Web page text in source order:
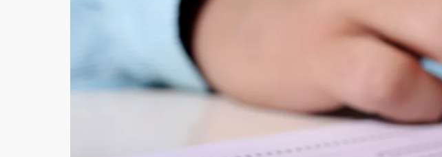
Fr, 07. August 2026 |
Englisch